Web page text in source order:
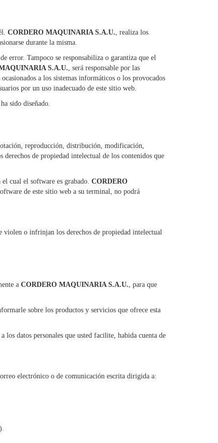
CORDERO MAQUINARIA S.A.U. , realiza los
durante la misma.
error. Tampoco se responsabiliza o garantiza que el
S.A.U. , será responsable por las
a los sistemas informáticos o los provocados
por un uso inadecuado de este sitio web.
sido diseñado.
reproducción, distribución, modificación,
de propiedad intelectual de los contenidos que
cual el software es grabado. CORDERO
de este sitio web a su terminal, no podrá
violen o infrinjan los derechos de propiedad intelectual
a CORDERO MAQUINARIA S.A.U. , para que
sobre los productos y servicios que ofrece esta
los datos personales que usted facilite, habida cuenta de
electrónico o de comunicación escrita dirigida a: